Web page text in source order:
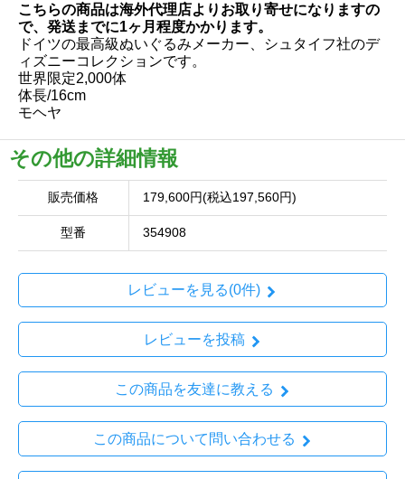
こちらの商品は海外代理店よりお取り寄せになりますの
で、発送までに1ヶ月程度かかります。
ドイツの最高級ぬいぐるみメーカー、シュタイフ社のデ
ィズニーコレクションです。
世界限定2,000体
体長/16cm
モヘヤ
その他の詳細情報
販売価格 179,600円(税込197,560円)
型番 354908
レビューを見る(0件)
レビューを投稿
この商品を友達に教える
この商品について問い合わせる